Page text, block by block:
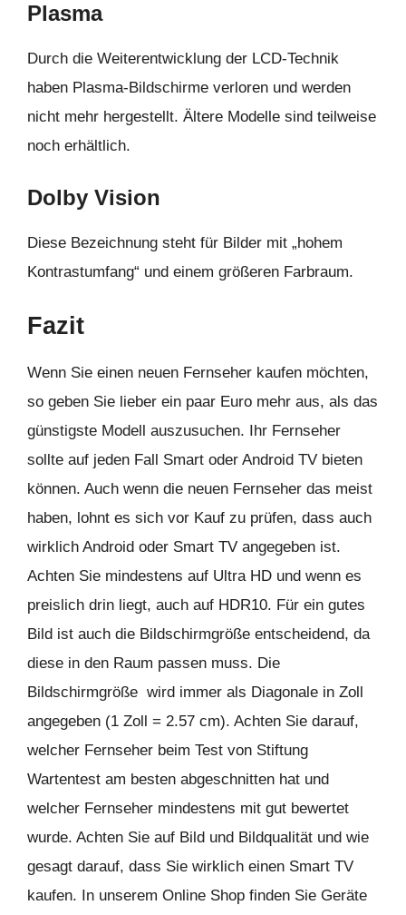
Plasma
Durch die Weiterentwicklung der LCD-Technik
haben Plasma-Bildschirme verloren und werden
nicht mehr hergestellt. Ältere Modelle sind teilweise
noch erhältlich.
Dolby Vision
Diese Bezeichnung steht für Bilder mit „hohem
Kontrastumfang“ und einem größeren Farbraum.
Fazit
Wenn Sie einen neuen Fernseher kaufen möchten,
so geben Sie lieber ein paar Euro mehr aus, als das
günstigste Modell auszusuchen. Ihr Fernseher
sollte auf jeden Fall Smart oder Android TV bieten
können. Auch wenn die neuen Fernseher das meist
haben, lohnt es sich vor Kauf zu prüfen, dass auch
wirklich Android oder Smart TV angegeben ist.
Achten Sie mindestens auf Ultra HD und wenn es
preislich drin liegt, auch auf HDR10. Für ein gutes
Bild ist auch die Bildschirmgröße entscheidend, da
diese in den Raum passen muss. Die
Bildschirmgröße wird immer als Diagonale in Zoll
angegeben (1 Zoll = 2.57 cm). Achten Sie darauf,
welcher Fernseher beim Test von Stiftung
Wartentest am besten abgeschnitten hat und
welcher Fernseher mindestens mit gut bewertet
wurde. Achten Sie auf Bild und Bildqualität und wie
gesagt darauf, dass Sie wirklich einen Smart TV
kaufen. In unserem Online Shop finden Sie Geräte